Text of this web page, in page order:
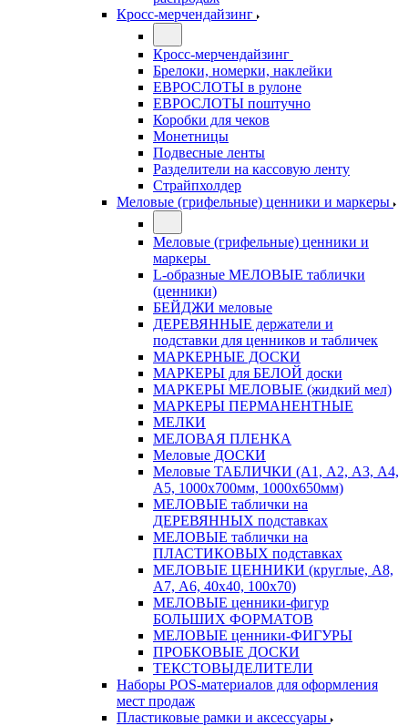
Кросс-мерчендайзинг
Кросс-мерчендайзинг
Брелоки, номерки, наклейки
ЕВРОСЛОТЫ в рулоне
ЕВРОСЛОТЫ поштучно
Коробки для чеков
Монетницы
Подвесные ленты
Разделители на кассовую ленту
Страйпхолдер
Меловые (грифельные) ценники и маркеры
Меловые (грифельные) ценники и
маркеры
L-образные МЕЛОВЫЕ таблички
(ценники)
БЕЙДЖИ меловые
ДЕРЕВЯННЫЕ держатели и
подставки для ценников и табличек
МАРКЕРНЫЕ ДОСКИ
МАРКЕРЫ для БЕЛОЙ доски
МАРКЕРЫ МЕЛОВЫЕ (жидкий мел)
МАРКЕРЫ ПЕРМАНЕНТНЫЕ
МЕЛКИ
МЕЛОВАЯ ПЛЕНКА
Меловые ДОСКИ
Меловые ТАБЛИЧКИ (А1, А2, А3, А4,
А5, 1000х700мм, 1000х650мм)
МЕЛОВЫЕ таблички на
ДЕРЕВЯННЫХ подставках
МЕЛОВЫЕ таблички на
ПЛАСТИКОВЫХ подставках
МЕЛОВЫЕ ЦЕННИКИ (круглые, А8,
А7, А6, 40х40, 100х70)
МЕЛОВЫЕ ценники-фигур
БОЛЬШИХ ФОРМАТОВ
МЕЛОВЫЕ ценники-ФИГУРЫ
ПРОБКОВЫЕ ДОСКИ
ТЕКСТОВЫДЕЛИТЕЛИ
Наборы POS-материалов для оформления
мест продаж
Пластиковые рамки и аксессуары